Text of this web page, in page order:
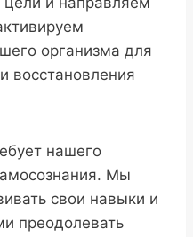
организма для
восстановления
нашего
Мы
свои навыки и
преодолевать